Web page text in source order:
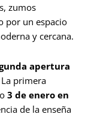
zumos
por un espacio
y cercana.
apertura
La primera
3 de enero en
de la enseña